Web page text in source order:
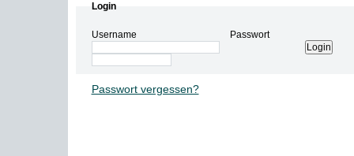
Login
Username Passwort
Passwort vergessen?